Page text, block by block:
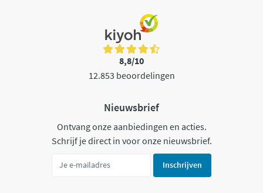
8,8/10
12.853 beoordelingen
Nieuwsbrief
Ontvang onze aanbiedingen en acties.
Schrijf je direct in voor onze nieuwsbrief.
Inschrijven